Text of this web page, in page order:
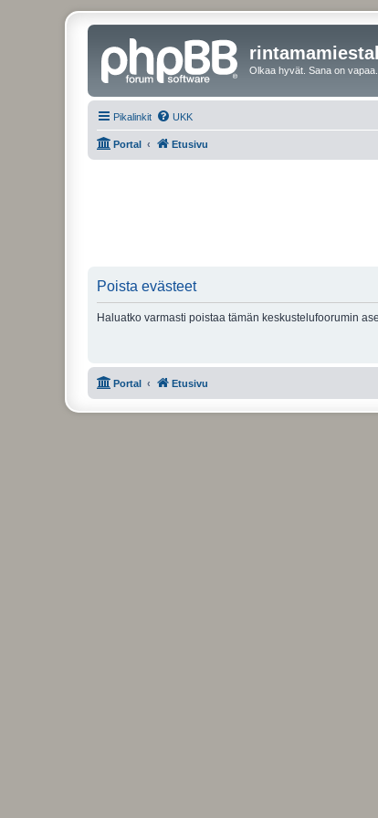
Olkaa hyvät. Sana on vapaa.
Pikalinkit UKK
Portal Etusivu
Poista evästeet
Haluatko varmasti poistaa tämän keskustelufoorumin
Portal Etusivu